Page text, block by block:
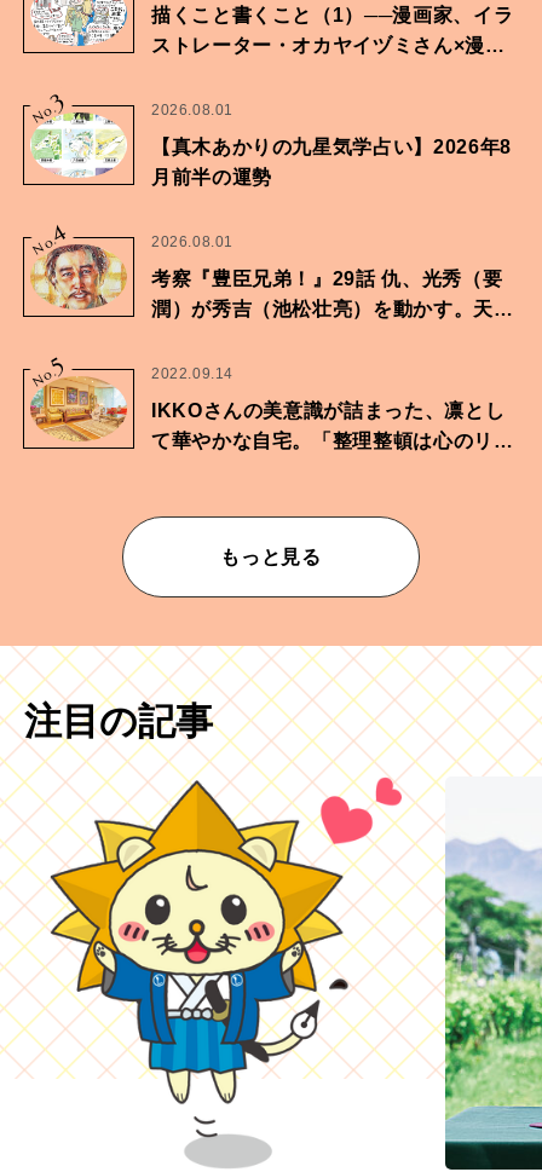
描くこと書くこと（1）──漫画家、イラ
ストレーター・オカヤイヅミさん×漫画
No.
3 2026.08.01
【真木あかりの九星気学占い】2026年8
月前半の運勢
No.
4 2026.08.01
考察『豊臣兄弟！』29話 仇、光秀（要
潤）が秀吉（池松壮亮）を動かす。天下
No.
5 2022.09.14
IKKOさんの美意識が詰まった、凛とし
て華やかな自宅。「整理整頓は心のリズ
もっと見る
注目の記事